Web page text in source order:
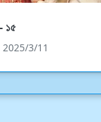
১৫
2025/3/11